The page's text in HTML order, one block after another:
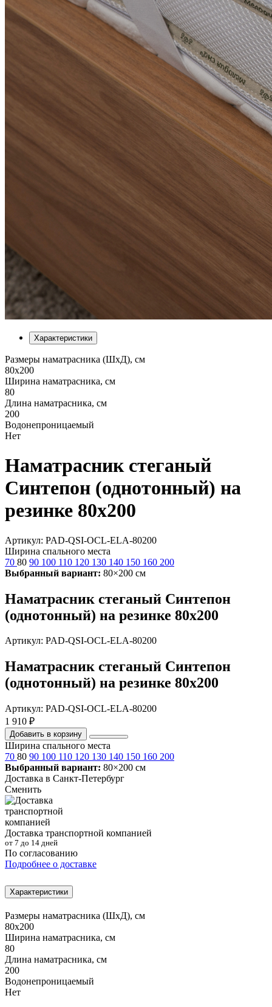
Характеристики
Размеры наматрасника (ШхД), см
80х200
Ширина наматрасника, см
80
Длина наматрасника, см
200
Водонепроницаемый
Нет
Наматрасник стеганый
Синтепон (однотонный) на
резинке 80х200
Артикул: PAD-QSI-OCL-ELA-80200
Ширина спального места
70 80 90 100 110 120 130 140 150 160 200
Выбранный вариант: 80×200 см
Наматрасник стеганый Синтепон
(однотонный) на резинке 80х200
Артикул: PAD-QSI-OCL-ELA-80200
Наматрасник стеганый Синтепон
(однотонный) на резинке 80х200
Артикул: PAD-QSI-OCL-ELA-80200
1 910 ₽
Добавить в корзину
Ширина спального места
70 80 90 100 110 120 130 140 150 160 200
Выбранный вариант: 80×200 см
Доставка в Санкт-Петербург
Сменить
Доставка транспортной компанией
от 7 до 14 дней
По согласованию
Подробнее о доставке
Характеристики
Размеры наматрасника (ШхД), см
80х200
Ширина наматрасника, см
80
Длина наматрасника, см
200
Водонепроницаемый
Нет